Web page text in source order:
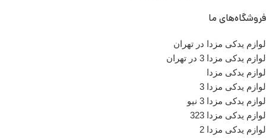
فروشگاه‌های ما
لوازم یدکی مزدا در تهران
لوازم یدکی مزدا 3 در تهران
لوازم یدکی مزدا
لوازم یدکی مزدا 3
لوازم یدکی مزدا 3 نیو
لوازم یدکی مزدا 323
لوازم یدکی مزدا 2